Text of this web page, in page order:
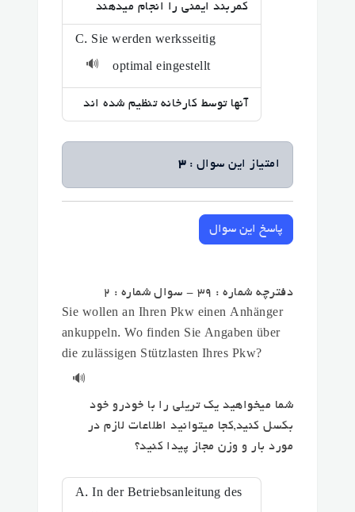
کمربند ایمنی را انجام میدهند
C. Sie werden werksseitig
optimal eingestellt
🔊
آنها توسط کارخانه تنظیم شده اند
امتیاز این سوال :3
پاسخ این سوال
دفترچه شماره : 39 - سوال شماره : 2
Sie wollen an Ihren Pkw einen Anhänger
ankuppeln. Wo finden Sie Angaben über
die zulässigen Stützlasten Ihres Pkw?
🔊
شما میخواهید یک تریلی را با خودرو خود
بکسل کنید,کجا میتوانید اطلاعات لازم در
مورد بار و وزن مجاز پیدا کنید؟
A. In der Betriebsanleitung des